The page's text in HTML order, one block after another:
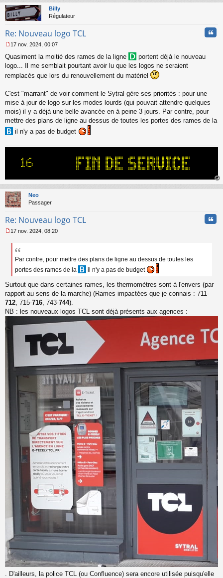
Billy
Régulateur
Re: Nouveau logo TCL
e
s
a
e
n
o
l
u
17 nov. 2024, 00:07
Quasiment la moitié des rames de la ligne
portent déjà le nouveau
logo... Il me semblait pourtant avoir lu que les logos ne seraient
remplacés que lors du renouvellement du matériel
C'est "marrant" de voir comment le Sytral gère ses priorités : pour une
mise à jour de logo sur les modes lourds (qui pouvait attendre quelques
mois) il y a déjà une belle avancée en à peine 3 jours. Par contre, pour
mettre des plans de ligne au dessus de toutes les portes des rames de la
il n'y a pas de budget
au
Neo
Passager
Re: Nouveau logo TCL
e
n
o
n
l
17 nov. 2024, 08:20
Par contre, pour mettre des plans de ligne au dessus de toutes les
portes des rames de la
il n'y a pas de budget
Surtout que dans certaines rames, les thermomètres sont à l'envers (par
rapport au sens de la marche) (Rames impactées que je connais : 711-
712 , 715-716 , 743-744).
NB : les nouveaux logos TCL sont déjà présents aux agences :
. D'ailleurs, la police TCL (ou Confluence) sera encore utilisée puisqu'elle